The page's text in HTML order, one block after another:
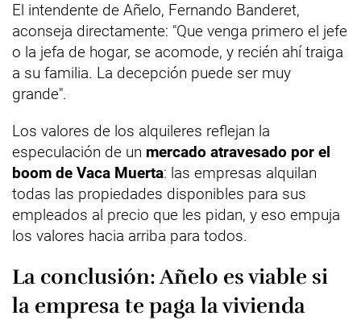
El intendente de Añelo, Fernando Banderet,
aconseja directamente: "Que venga primero el jefe
o la jefa de hogar, se acomode, y recién ahí traiga
a su familia. La decepción puede ser muy
grande".
Los valores de los alquileres reflejan la
especulación de un mercado atravesado por el
boom de Vaca Muerta: las empresas alquilan
todas las propiedades disponibles para sus
empleados al precio que les pidan, y eso empuja
los valores hacia arriba para todos.
La conclusión: Añelo es viable si
la empresa te paga la vivienda